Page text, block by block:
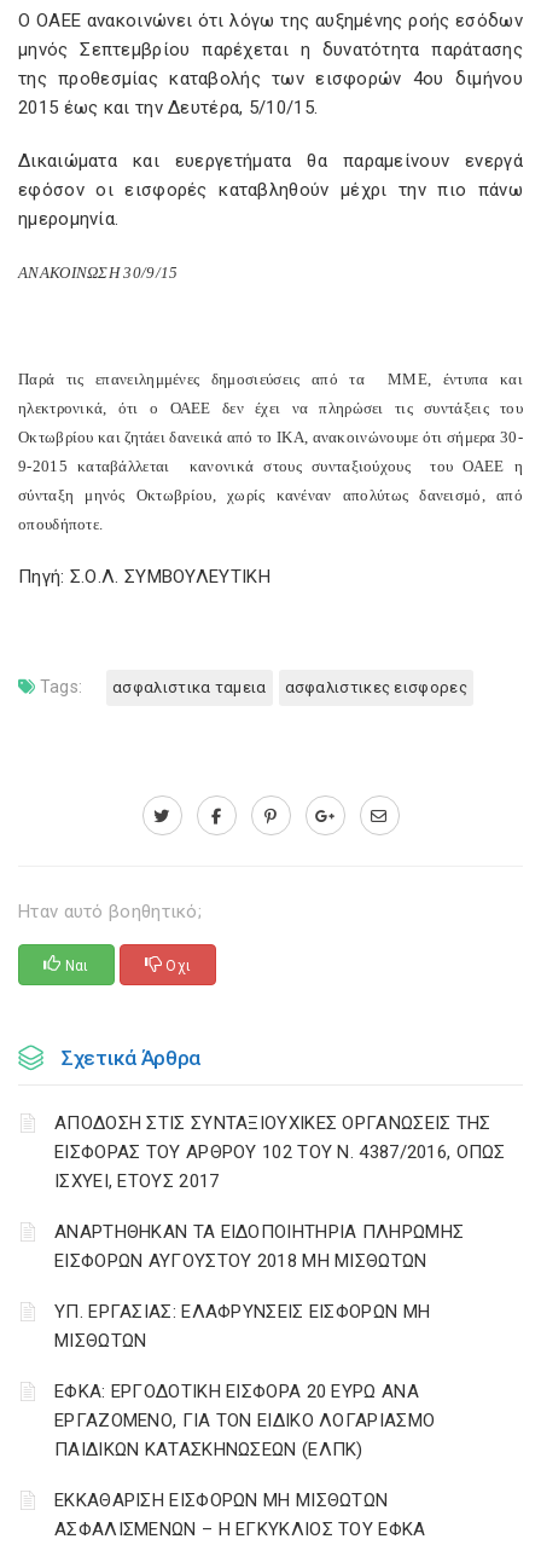
Ο ΟΑΕΕ ανακοινώνει ότι λόγω της αυξημένης ροής εσόδων
μηνός Σεπτεμβρίου παρέχεται η δυνατότητα παράτασης
της προθεσμίας καταβολής των εισφορών 4ου διμήνου
2015 έως και την Δευτέρα, 5/10/15.
Δικαιώματα και ευεργετήματα θα παραμείνουν ενεργά
εφόσον οι εισφορές καταβληθούν μέχρι την πιο πάνω
ημερομηνία.
ΑΝΑΚΟΙΝΩΣΗ 30/9/15
Παρά τις επανειλημμένες δημοσιεύσεις από τα ΜΜΕ, έντυπα και
ηλεκτρονικά, ότι ο ΟΑΕΕ δεν έχει να πληρώσει τις συντάξεις του
Οκτωβρίου και ζητάει δανεικά από το ΙΚΑ, ανακοινώνουμε ότι σήμερα 30-
9-2015 καταβάλλεται κανονικά στους συνταξιούχους του ΟΑΕΕ η
σύνταξη μηνός Οκτωβρίου, χωρίς κανέναν απολύτως δανεισμό, από
οπουδήποτε.
Πηγή: Σ.Ο.Λ. ΣΥΜΒΟΥΛΕΥΤΙΚΗ
Tags: ασφαλιστικα ταμεια ασφαλιστικες εισφορες
Ηταν αυτό βοηθητικό;
Ναι Οχι
Σχετικά Άρθρα
ΑΠΟΔΟΣΗ ΣΤΙΣ ΣΥΝΤΑΞΙΟΥΧΙΚΕΣ ΟΡΓΑΝΩΣΕΙΣ ΤΗΣ
ΕΙΣΦΟΡΑΣ ΤΟΥ ΑΡΘΡΟΥ 102 ΤΟΥ Ν. 4387/2016, ΟΠΩΣ
ΙΣΧΥΕΙ, ΕΤΟΥΣ 2017
ΑΝΑΡΤΗΘΗΚΑΝ ΤΑ ΕΙΔΟΠΟΙΗΤΗΡΙΑ ΠΛΗΡΩΜΗΣ
ΕΙΣΦΟΡΩΝ ΑΥΓΟΥΣΤΟΥ 2018 ΜΗ ΜΙΣΘΩΤΩΝ
ΥΠ. ΕΡΓΑΣΙΑΣ: ΕΛΑΦΡΥΝΣΕΙΣ ΕΙΣΦΟΡΩΝ ΜΗ
ΜΙΣΘΩΤΩΝ
ΕΦΚΑ: ΕΡΓΟΔΟΤΙΚΗ ΕΙΣΦΟΡΑ 20 ΕΥΡΩ ΑΝΑ
ΕΡΓΑΖΟΜΕΝΟ, ΓΙΑ ΤΟΝ ΕΙΔΙΚΟ ΛΟΓΑΡΙΑΣΜΟ
ΠΑΙΔΙΚΩΝ ΚΑΤΑΣΚΗΝΩΣΕΩΝ (ΕΛΠΚ)
ΕΚΚΑΘΑΡΙΣΗ ΕΙΣΦΟΡΩΝ ΜΗ ΜΙΣΘΩΤΩΝ
ΑΣΦΑΛΙΣΜΕΝΩΝ – Η ΕΓΚΥΚΛΙΟΣ ΤΟΥ ΕΦΚΑ